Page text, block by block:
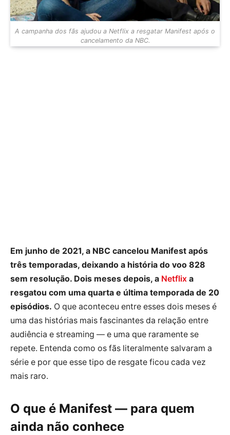
A campanha dos fãs ajudou a Netflix a resgatar Manifest após o
cancelamento da NBC.
Em junho de 2021, a NBC cancelou Manifest após
três temporadas, deixando a história do voo 828
sem resolução. Dois meses depois, a Netflix a
resgatou com uma quarta e última temporada de 20
episódios. O que aconteceu entre esses dois meses é
uma das histórias mais fascinantes da relação entre
audiência e streaming — e uma que raramente se
repete. Entenda como os fãs literalmente salvaram a
série e por que esse tipo de resgate ficou cada vez
mais raro.
O que é Manifest — para quem
ainda não conhece